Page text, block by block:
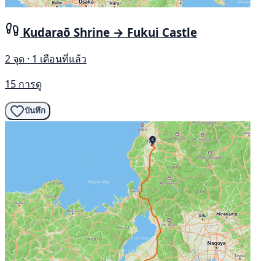
Kudaraō Shrine → Fukui Castle
2 จุด · 1 เดือนที่แล้ว
15 การดู
บันทึก